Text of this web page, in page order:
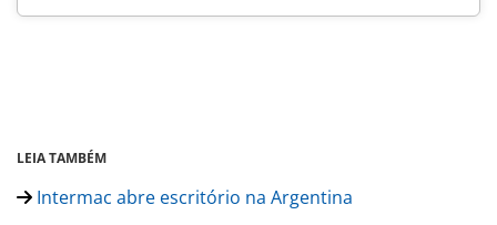
LEIA TAMBÉM
Intermac abre escritório na Argentina